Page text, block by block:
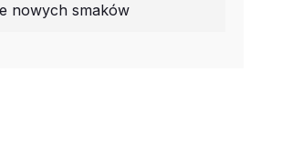
nowych smaków